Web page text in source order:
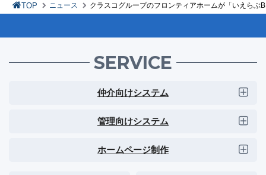
TOP ニュース クラスコグループのフロンティアホームが「いえら
SERVICE
仲介向けシステム
管理向けシステム
ホームページ制作